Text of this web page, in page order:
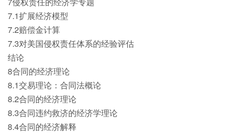
7.1扩展经济模型
7.2赔偿金计算
7.3对美国侵权责任体系的经验评估
结论
8合同的经济理论
8.1交易理论：合同法概论
8.2合同的经济理论
8.3合同违约救济的经济学理论
8.4合同的经济解释